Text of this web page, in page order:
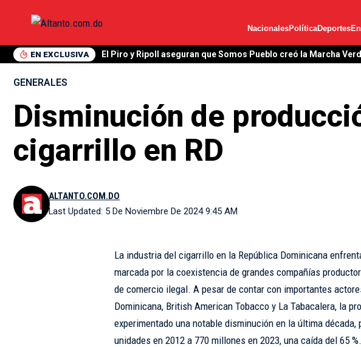
NacionalesPolíticaDeportes
EN EXCLUSIVA Hazim menciona a Gonzalo Castillo y Margarita Cedeño como
GENERALES
Disminución de
cigarrillo en RD
Last Updated: 5 De Noviembre De 2024 9:45 AM
ALTANTO.COM.DO
La industria del cigarrillo en la República Dominicana
marcada por la coexistencia de grandes compañías
de comercio ilegal. A pesar de contar con importantes
Dominicana, British American Tobacco y La Tabacalera, la
experimentado una notable disminución en la última década,
unidades en 2012 a 770 millones en 2023, una caída del 65